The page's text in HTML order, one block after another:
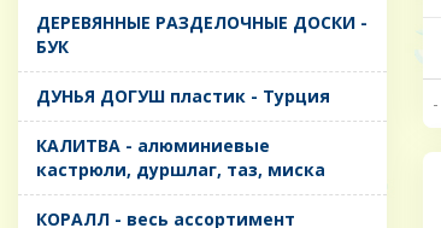
ДЕРЕВЯННЫЕ РАЗДЕЛОЧНЫЕ ДОСКИ -
БУК
ДУНЬЯ ДОГУШ пластик - Турция
КАЛИТВА - алюминиевые
кастрюли, дуршлаг, таз, миска
КОРАЛЛ - весь ассортимент
-